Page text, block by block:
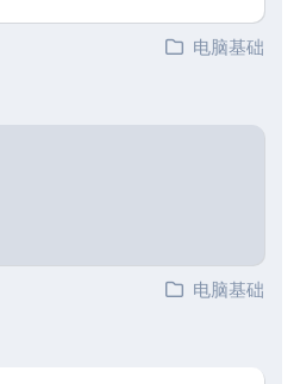
电脑基础
电脑基础